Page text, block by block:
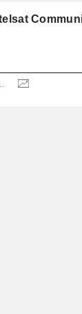
RETURN BOND ETF - CAD